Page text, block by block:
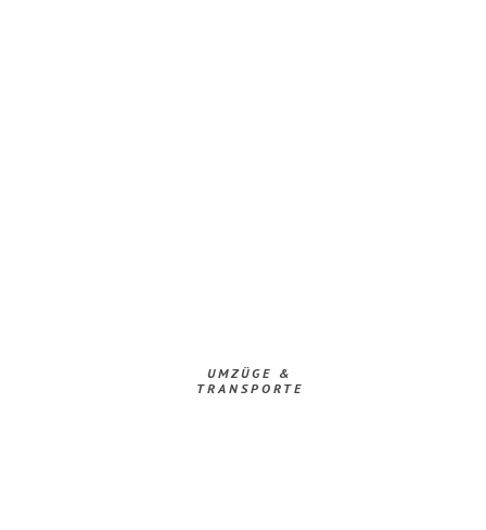
UMZÜGE &
TRANSPORTE